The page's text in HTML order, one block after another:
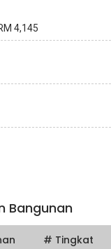
4,145
Bangunan
# Tingkat